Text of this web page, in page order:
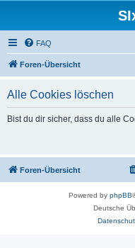
FAQ
Foren-Übersicht
Alle Cookies löschen
Bist du dir sicher, dass du alle
Foren-Übersicht
Powered by phpBB
Deutsche